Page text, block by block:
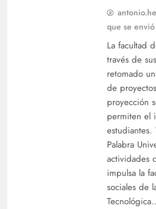
que se envió
La facultad
través de
retomado
de
proyección
permiten el
Palabra
actividades
impulsa la
sociales de